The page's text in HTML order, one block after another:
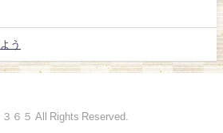
う
６５ All Rights Reserved.